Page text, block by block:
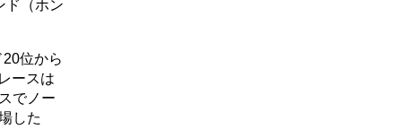
ド（ホン
位から
ースは
でノー
した